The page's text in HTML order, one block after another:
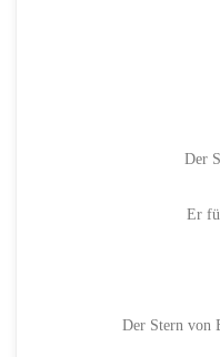
Der
Er
Der Stern von